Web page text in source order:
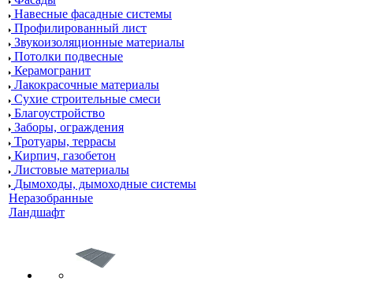
Навесные фасадные системы
Профилированный лист
Звукоизоляционные материалы
Потолки подвесные
Керамогранит
Лакокрасочные материалы
Сухие строительные смеси
Благоустройство
Заборы, ограждения
Тротуары, террасы
Кирпич, газобетон
Листовые материалы
Дымоходы, дымоходные системы
Неразобранные
Ландшафт